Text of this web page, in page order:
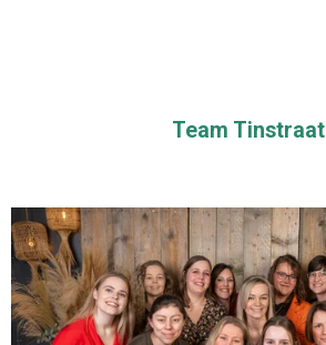
Team Tinstraat